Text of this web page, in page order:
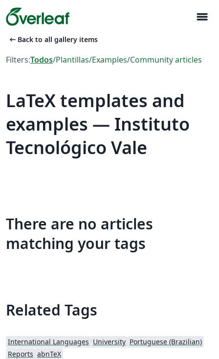
menu
arrow_left_alt Back to all gallery items
Filters:Todos/Plantillas/Examples/Community articles
LaTeX templates and
examples — Instituto
Tecnológico Vale
There are no articles
matching your tags
Related Tags
International Languages University Portuguese (Brazilian)
Reports abnTeX